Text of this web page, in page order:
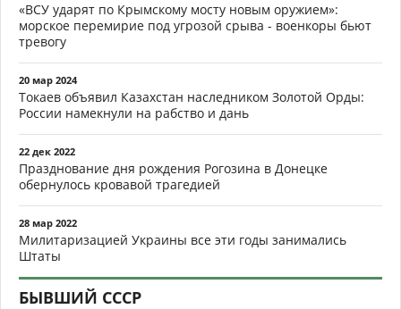
«ВСУ ударят по Крымскому мосту новым оружием»:
морское перемирие под угрозой срыва - военкоры бьют
тревогу
20 мар 2024
Токаев объявил Казахстан наследником Золотой Орды:
России намекнули на рабство и дань
22 дек 2022
Празднование дня рождения Рогозина в Донецке
обернулось кровавой трагедией
28 мар 2022
Милитаризацией Украины все эти годы занимались
Штаты
БЫВШИЙ СССР